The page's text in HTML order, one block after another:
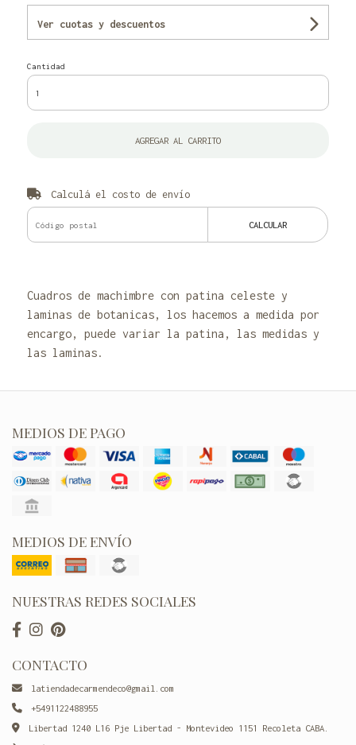
Ver cuotas y descuentos
Cantidad
AGREGAR AL CARRITO
Calculá el costo de envío
CALCULAR
Cuadros de machimbre con patina celeste y
laminas de botanicas, los hacemos a medida por
encargo, puede variar la patina, las medidas y
las laminas.
MEDIOS DE PAGO
MEDIOS DE ENVÍO
NUESTRAS REDES SOCIALES
CONTACTO
latiendadecarmendeco@gmail.com
+5491122488955
Libertad 1240 L16 Pje Libertad - Montevideo 1151 Recoleta CABA.